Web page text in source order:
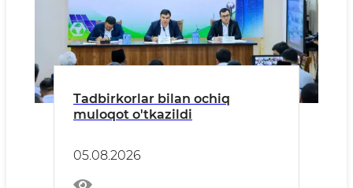
Tadbirkorlar bilan ochiq
muloqot o'tkazildi
05.08.2026